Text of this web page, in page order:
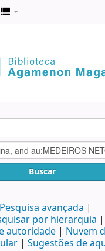
Buscar
Pesquisa avançada
por hierarquia
autoridade
Nuvem
Sugestões de